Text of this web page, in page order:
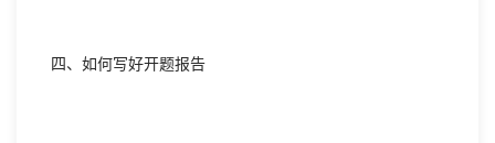
四、如何写好开题报告